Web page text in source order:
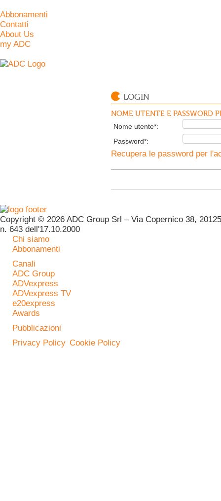
Abbonamenti
Contatti
About Us
my ADC
LOGIN
NOME UTENTE E PASSWORD
Nome utente*:
Password*:
Recupera le password per
Copyright © 2026 ADC Group Srl – Via Copernico 38,
n. 643 dell'17.10.2000
Chi siamo
Abbonamenti
Canali
ADC Group
ADVexpress
ADVexpress TV
e20express
Awards
Pubblicazioni
Privacy Policy Cookie Policy